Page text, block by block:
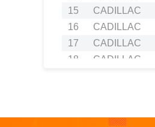
15
CADILLAC
16
CADILLAC
17
CADILLAC
18
CADILLAC
CHEVROLET